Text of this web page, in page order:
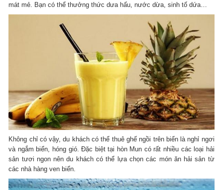
mát mẻ. Bạn có thể thưởng thức dưa hấu, nước dừa, sinh tố dứa…
Không chỉ có vậy, du khách có thể thuê ghế ngồi trên biển là nghỉ ngơi
và ngắm biển, hóng gió. Đặc biệt tại hòn Mun có rất nhiều các loại hải
sản tươi ngon nên du khách có thể lựa chọn các món ăn hải sản từ
các nhà hàng ven biển.